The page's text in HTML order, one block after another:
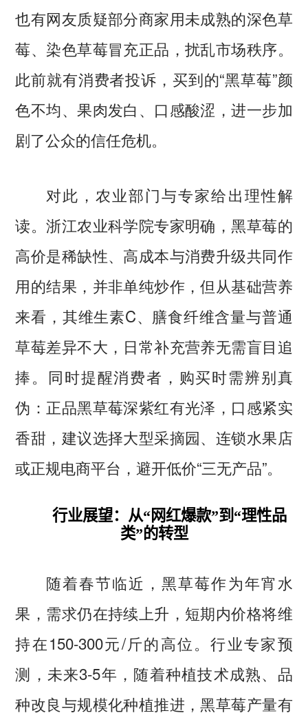
也有网友质疑部分商家用未成熟的深色草
莓、染色草莓冒充正品，扰乱市场秩序。
此前就有消费者投诉，买到的“黑草莓”颜
色不均、果肉发白、口感酸涩，进一步加
剧了公众的信任危机。
对此，农业部门与专家给出理性解
读。浙江农业科学院专家明确，黑草莓的
高价是稀缺性、高成本与消费升级共同作
用的结果，并非单纯炒作，但从基础营养
来看，其维生素C、膳食纤维含量与普通
草莓差异不大，日常补充营养无需盲目追
捧。同时提醒消费者，购买时需辨别真
伪：正品黑草莓深紫红有光泽，口感紧实
香甜，建议选择大型采摘园、连锁水果店
或正规电商平台，避开低价“三无产品”。
行业展望：从“网红爆款”到“理性品
类”的转型
随着春节临近，黑草莓作为年宵水
果，需求仍在持续上升，短期内价格将维
持在150-300元/斤的高位。行业专家预
测，未来3-5年，随着种植技术成熟、品
种改良与规模化种植推进，黑草莓产量有